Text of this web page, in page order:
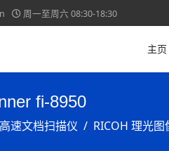
周一至周六 08:30-18:30
主页
fi-8950
高速文档扫描仪 RICOH 理光图